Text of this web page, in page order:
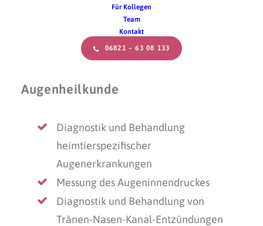
Für Kollegen
Team
Kontakt
06821 – 63 08 133
zu chirurgischen Eingriffen – wir sind für Sie
und Ihr Tier da.
Augenheilkunde
Diagnostik und Behandlung
heimtierspezifischer
Augenerkrankungen
Messung des Augeninnendruckes
Diagnostik und Behandlung von
Tränen-Nasen-Kanal-Entzündungen